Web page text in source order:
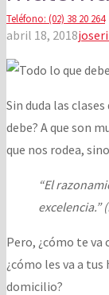
Teléfono: (02) 38 20 264
abril 18, 2018
Sin duda las
debe? A que son
que nos rodea,
“El
excelencia.”
Pero, ¿cómo te
¿cómo les va a
domicilio?